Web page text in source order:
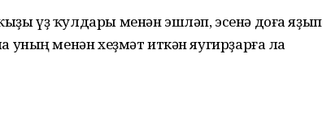
үҙ ҡулдары менән эшләп, эсенә доға яҙып
уның менән хеҙмәт иткән яугирҙарға ла